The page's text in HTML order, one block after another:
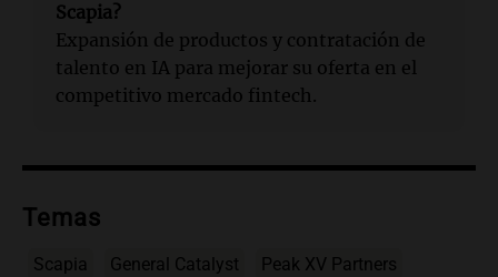
Scapia?
Expansión de productos y contratación de
talento en IA para mejorar su oferta en el
competitivo mercado fintech.
Temas
Scapia General Catalyst Peak XV Partners